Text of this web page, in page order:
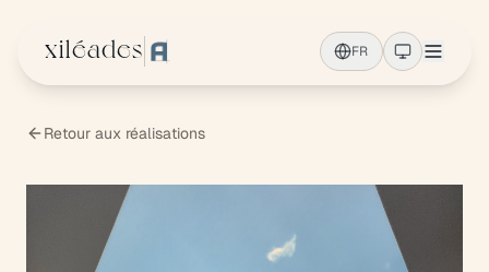
xiléades
FR
Retour aux réalisations